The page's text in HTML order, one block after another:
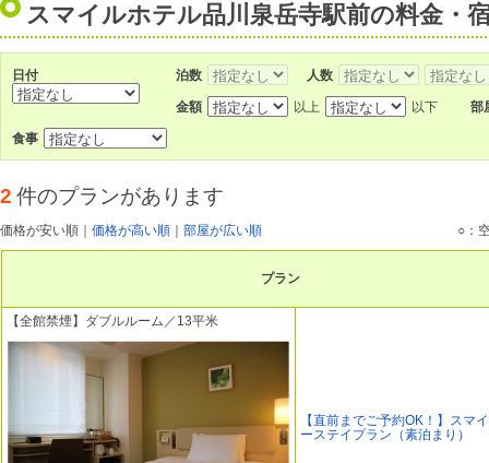
スマイルホテル品川泉岳寺駅前の料金・
日付 泊数 人数
金額 以上 以下 部
食事
2 件のプランがあります
価格が安い順 価格が高い順 部屋が広い順 ○：
プラン
【全館禁煙】ダブルルーム／13平米
【直前までご予約OK！】スマ
ーステイプラン（素泊まり）